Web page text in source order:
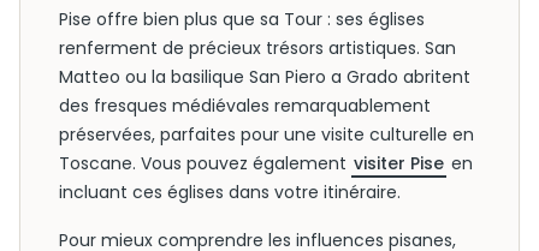
Pise offre bien plus que sa Tour : ses églises
renferment de précieux trésors artistiques. San
Matteo ou la basilique San Piero a Grado abritent
des fresques médiévales remarquablement
préservées, parfaites pour une visite culturelle en
Toscane. Vous pouvez également visiter Pise en
incluant ces églises dans votre itinéraire.
Pour mieux comprendre les influences pisanes,